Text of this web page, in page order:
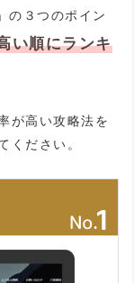
の３つのポイン
い順にランキ
が高い攻略法を
ください。